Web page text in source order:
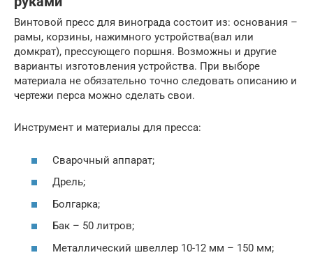
Винтовой пресс для винограда состоит из: основания –
рамы, корзины, нажимного устройства(вал или
домкрат), прессующего поршня. Возможны и другие
варианты изготовления устройства. При выборе
материала не обязательно точно следовать описанию и
чертежи перса можно сделать свои.
Инструмент и материалы для пресса:
Сварочный аппарат;
Дрель;
Болгарка;
Бак – 50 литров;
Металлический швеллер 10-12 мм – 150 мм;